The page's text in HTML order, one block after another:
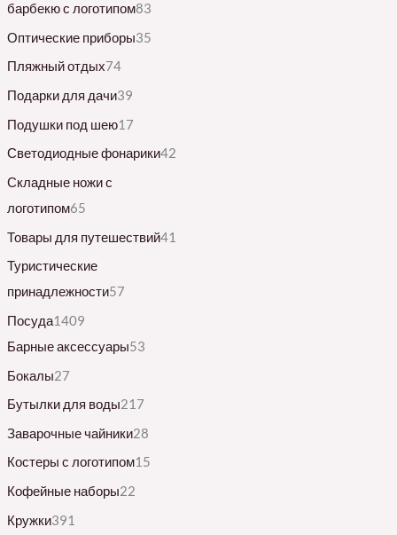
барбекю с логотипом83
Оптические приборы35
Пляжный отдых74
Подарки для дачи39
Подушки под шею17
Светодиодные фонарики42
Складные ножи с
логотипом65
Товары для путешествий41
Туристические
принадлежности57
Посуда1409
Барные аксессуары53
Бокалы27
Бутылки для воды217
Заварочные чайники28
Костеры с логотипом15
Кофейные наборы22
Кружки391